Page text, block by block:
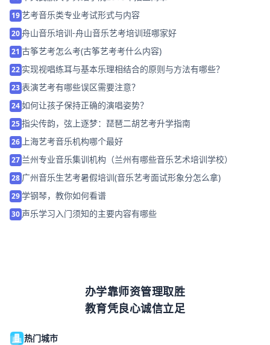
19艺考音乐类专业考试形式与内容
20舟山音乐培训-舟山音乐艺考培训班哪家好
21 古筝艺考怎么考(古筝艺考考什么内容)
22 实现视唱练耳与基本乐理相结合的原则与方法有哪些？
23表演艺考有哪些误区需要注意？
24如何让孩子保持正确的演唱姿势？
25指尖传韵，弦上逐梦：琵琶二胡艺考升学指南
26 上海艺考音乐机构哪个最好
27 兰州专业音乐集训机构（兰州有哪些音乐艺术培训学校）
28 广州音乐生艺考暑假培训(音乐艺考面试形象分怎么拿)
29学钢琴，教你如何看谱
30 声乐学习入门须知的主要内容有哪些
办学靠师资管理取胜
教育凭良心诚信立足
热门城市